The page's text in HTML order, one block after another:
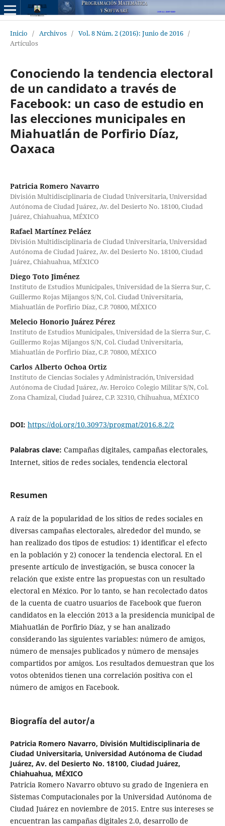
Inicio / Archivos / Vol. 8 Núm. 2 (2016): Junio de 2016 /
Artículos
Conociendo la tendencia electoral
de un candidato a través de
Facebook: un caso de estudio en
las elecciones municipales en
Miahuatlán de Porfirio Díaz,
Oaxaca
Patricia Romero Navarro
División Multidisciplinaria de Ciudad Universitaria, Universidad
Autónoma de Ciudad Juárez, Av. del Desierto No. 18100, Ciudad
Juárez, Chiahuahua, MÉXICO
Rafael Martínez Peláez
División Multidisciplinaria de Ciudad Universitaria, Universidad
Autónoma de Ciudad Juárez, Av. del Desierto No. 18100, Ciudad
Juárez, Chiahuahua, MÉXICO
Diego Toto Jiménez
Instituto de Estudios Municipales, Universidad de la Sierra Sur, C.
Guillermo Rojas Mijangos S/N, Col. Ciudad Universitaria,
Miahuatlán de Porfirio Díaz, C.P. 70800, MÉXICO
Melecio Honorio Juárez Pérez
Instituto de Estudios Municipales, Universidad de la Sierra Sur, C.
Guillermo Rojas Mijangos S/N, Col. Ciudad Universitaria,
Miahuatlán de Porfirio Díaz, C.P. 70800, MÉXICO
Carlos Alberto Ochoa Ortiz
Instituto de Ciencias Sociales y Administración, Universidad
Autónoma de Ciudad Juárez, Av. Heroico Colegio Militar S/N, Col.
Zona Chamizal, Ciudad Juárez, C.P. 32310, Chihuahua, MÉXICO
DOI: https://doi.org/10.30973/progmat/2016.8.2/2
Palabras clave: Campañas digitales, campañas electorales,
Internet, sitios de redes sociales, tendencia electoral
Resumen
A raíz de la popularidad de los sitios de redes sociales en
diversas campañas electorales, alrededor del mundo, se
han realizado dos tipos de estudios: 1) identificar el efecto
en la población y 2) conocer la tendencia electoral. En el
presente artículo de investigación, se busca conocer la
relación que existe entre las propuestas con un resultado
electoral en México. Por lo tanto, se han recolectado datos
de la cuenta de cuatro usuarios de Facebook que fueron
candidatos en la elección 2013 a la presidencia municipal de
Miahuatlán de Porfirio Díaz, y se han analizado
considerando las siguientes variables: número de amigos,
número de mensajes publicados y número de mensajes
compartidos por amigos. Los resultados demuestran que los
votos obtenidos tienen una correlación positiva con el
número de amigos en Facebook.
Biografía del autor/a
Patricia Romero Navarro, División Multidisciplinaria de
Ciudad Universitaria, Universidad Autónoma de Ciudad
Juárez, Av. del Desierto No. 18100, Ciudad Juárez,
Chiahuahua, MÉXICO
Patricia Romero Navarro obtuvo su grado de Ingeniera en
Sistemas Computacionales por la Universidad Autónoma de
Ciudad Juárez en noviembre de 2015. Entre sus intereses se
encuentran las campañas digitales 2.0, desarrollo de